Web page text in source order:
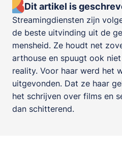
Dit artikel is
Streamingdiensten zijn
de beste uitvinding uit de
mensheid. Ze houdt net
arthouse en spuugt ook
reality. Voor haar werd het
uitgevonden. Dat ze haar
het schrijven over films en
dan schitterend.